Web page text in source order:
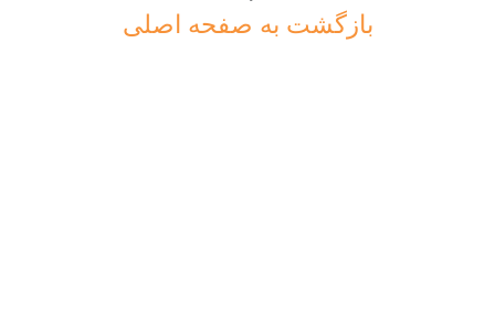
بازگشت به صفحه اصلی